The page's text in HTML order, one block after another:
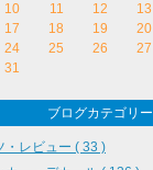
10
11 12 13
17
18 19 20
24
25 26 27
31
ブログカテゴリー
・レビュー ( 33 )